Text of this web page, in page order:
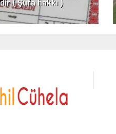
( Şufa hakkı )